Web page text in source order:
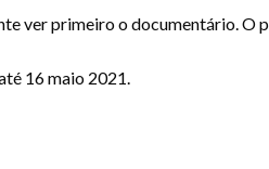
ver primeiro o documentário. O
16 maio 2021.